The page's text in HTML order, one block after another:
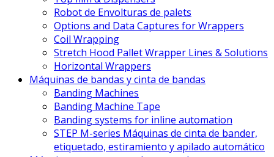
Robot de Envolturas de palets
Options and Data Captures for Wrappers
Coil Wrapping
Stretch Hood Pallet Wrapper Lines & Solutions
Horizontal Wrappers
Máquinas de bandas y cinta de bandas
Banding Machines
Banding Machine Tape
Banding systems for inline automation
STEP M-series Máquinas de cinta de bander,
etiquetado, estiramiento y apilado automático